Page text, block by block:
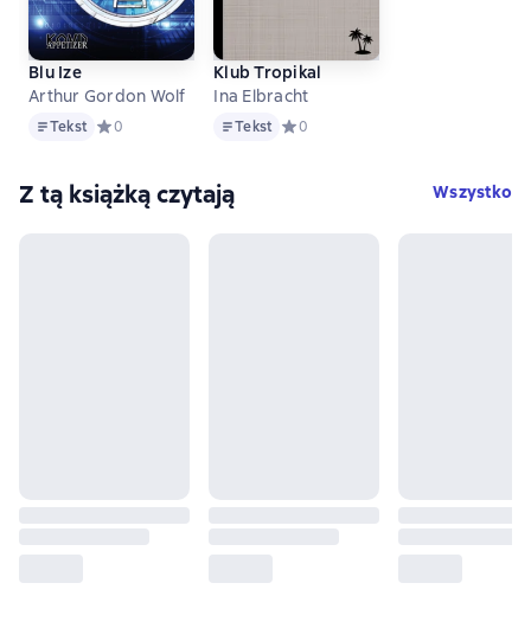
Blu Ize
Arthur Gordon Wolf
TekstTekst Средний рейтинг 0 на основе 0 оценок
0
Klub Tropikal
Ina Elbracht
TekstTekst Средний рейтинг 0 на основе 0
0
Z tą książką czytają Wszystko